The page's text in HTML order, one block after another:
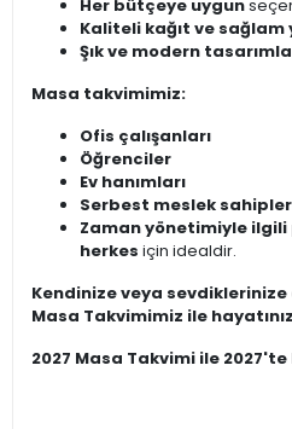
Her bütçeye uygun
Kaliteli kağıt ve sağlam
Şık ve modern
Masa takvimimiz:
Ofis çalışanları
Öğrenciler
Ev hanımları
Serbest meslek
Zaman yönetimiyle
herkes için idealdir.
Kendinize veya
Masa Takvimimiz ile
2027 Masa Takvimi ile 2027'te